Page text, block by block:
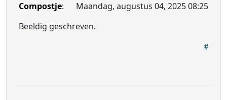
Compostje:
Maandag, augustus 04, 2025 08:25
Beeldig geschreven.